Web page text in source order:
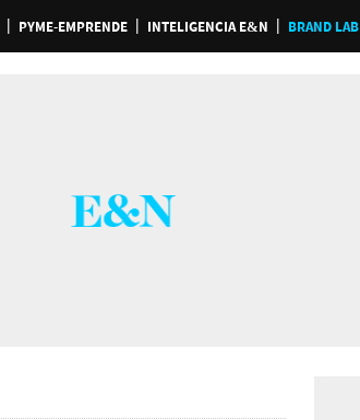
PYME-EMPRENDE INTELIGENCIA E&N BRAND LAB